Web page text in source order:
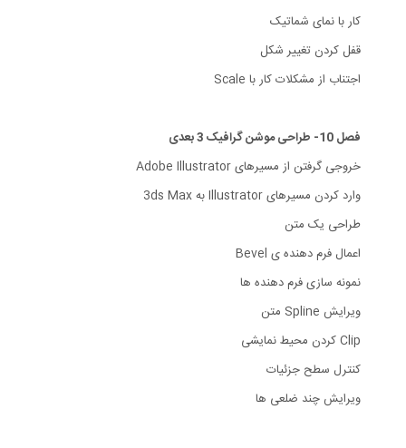
کار با نمای شماتیک
قفل کردن تغییر شکل
اجتناب از مشکلات کار با Scale
فصل 10- طراحی موشن گرافیک 3 بعدی
خروجی گرفتن از مسیرهای Adobe Illustrator
وارد کردن مسیرهای Illustrator به 3ds Max
طراحی یک متن
اعمال فرم دهنده ی Bevel
نمونه سازی فرم دهنده ها
ویرایش Spline متن
Clip کردن محیط نمایشی
کنترل سطح جزئیات
ویرایش چند ضلعی ها